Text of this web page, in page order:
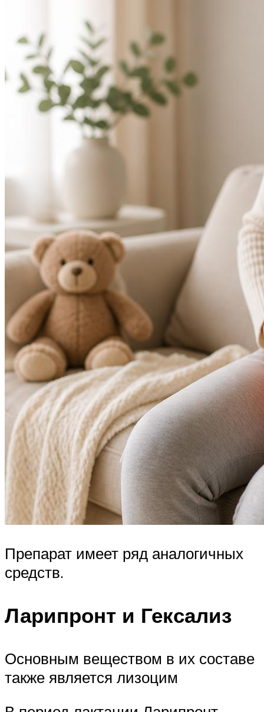
Препарат имеет ряд аналогичных
средств.
Ларипронт и Гексализ
Основным веществом в их составе
также является лизоцим